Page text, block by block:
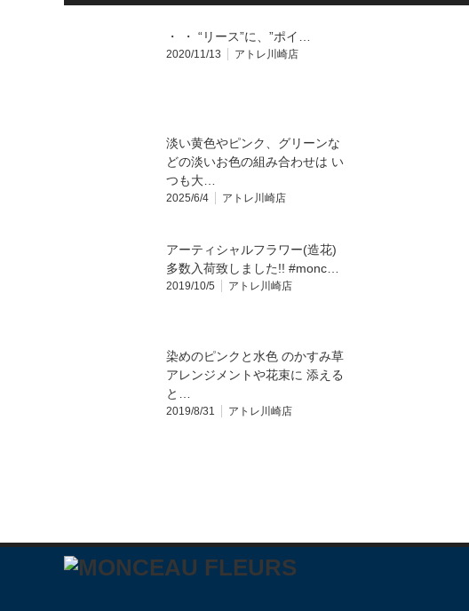
・ ・ “リース”に、”ポイ…
2020/11/13 アトレ川崎店
淡い黄色やピンク、グリーンな
どの淡いお色の組み合わせは い
つも大…
2025/6/4 アトレ川崎店
アーティシャルフラワー(造花)
多数入荷致しました!! #monc…
2019/10/5 アトレ川崎店
染めのピンクと水色 のかすみ草
アレンジメントや花束に 添える
と…
2019/8/31 アトレ川崎店